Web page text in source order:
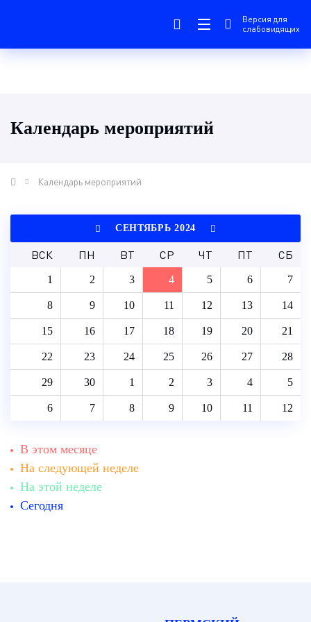
Версия для
слабовидящих
Календарь мероприятий
Календарь мероприятий
СЕНТЯБРЬ 2024
ВСК ПН ВТ СР ЧТ ПТ СБ
1 2 3 4 5 6 7
8 9 10 11 12 13 14
15 16 17 18 19 20 21
22 23 24 25 26 27 28
29 30 1 2 3 4 5
6 7 8 9 10 11 12
В этом месяце
На следующей неделе
На этой неделе
Сегодня